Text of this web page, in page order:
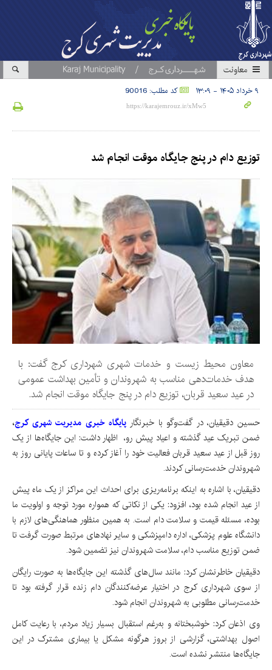
معاونت
۹ خرداد ۱۴۰۵ - ۱۳:۰۹ کد مطلب: 90016
توزیع دام در پنج جایگاه موقت انجام شد
معاون محیط زیست و خدمات شهری شهرداری کرج گفت: با
هدف خدمات‌دهی مناسب به شهروندان و تأمین بهداشت عمومی
در عید سعید قربان، توزیع دام در پنج جایگاه موقت انجام شد.
حسین دقیقیان، در گفت‌وگو با خبرنگار پایگاه خبری مدیریت شهری کرج،
ضمن تبریک عید گذشته و اعیاد پیش رو، اظهار داشت: این جایگاه‌ها از یک
روز قبل از عید سعید قربان فعالیت خود را آغاز کرده و تا ساعات پایانی روز به
شهروندان خدمت‌رسانی کردند.
دقیقیان، با اشاره به اینکه برنامه‌ریزی برای احداث این مراکز از یک ماه پیش
از عید انجام شده بود، افزود: یکی از نکاتی که همواره مورد توجه و اولویت ما
بوده، مسئله قیمت و سلامت دام است. به همین منظور هماهنگی‌های لازم با
دانشگاه علوم پزشکی، اداره دامپزشکی و سایر نهادهای مرتبط صورت گرفت تا
ضمن توزیع مناسب دام، سلامت شهروندان نیز تضمین شود.
دقیقیان خاطرنشان کرد: مانند سال‌های گذشته این جایگاه‌ها به صورت رایگان
از سوی شهرداری کرج در اختیار عرضه‌کنندگان دام زنده قرار گرفته بود تا
خدمت‌رسانی مطلوبی به شهروندان انجام شود.
وی اذعان کرد: خوشبختانه و به‌رغم استقبال بسیار زیاد مردم، با رعایت کامل
اصول بهداشتی، گزارشی از بروز هرگونه مشکل یا بیماری مشترک در این
جایگاه‌ها منتشر نشده است.